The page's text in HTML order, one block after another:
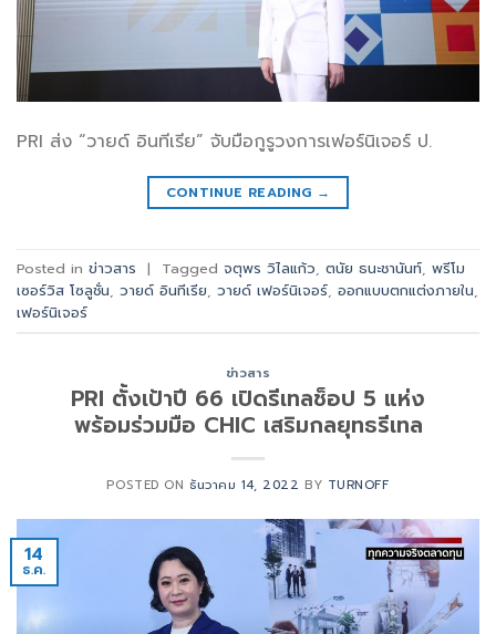
PRI ส่ง “วายด์ อินทีเรีย” จับมือกูรูวงการเฟอร์นิเจอร์ ป.
CONTINUE READING →
Posted in ข่าวสาร | Tagged จตุพร วิไลแก้ว ตนัย ธนะชานันท์ พรีโม
เซอร์วิส โซลูชั่น วายด์ อินทีเรีย วายด์ เฟอร์นิเจอร์ ออกแบบตกแต่งภายใน
เฟอร์นิเจอร์
ข่าวสาร
PRI ตั้งเป้าปี 66 เปิดรีเทลช็อป 5 แห่ง
พร้อมร่วมมือ CHIC เสริมกลยุทธรีเทล
POSTED ON ธันวาคม 14, 2022 BY TURNOFF
14
ธ.ค.